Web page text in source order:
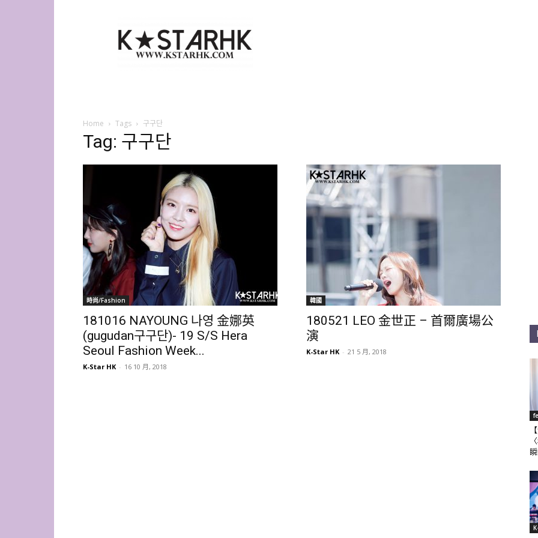
Star
HK
Home Tags 구구단
Tag: 구구단
時尚/Fashion
181016 NAYOUNG 나영 金娜英
(gugudan구구단)- 19 S/S Hera
Seoul Fashion Week...
K-Star HK - 16 10 月, 2018
韓國
180521 LEO 金世正 – 首爾廣場公
演
K-Star HK - 21 5 月, 2018